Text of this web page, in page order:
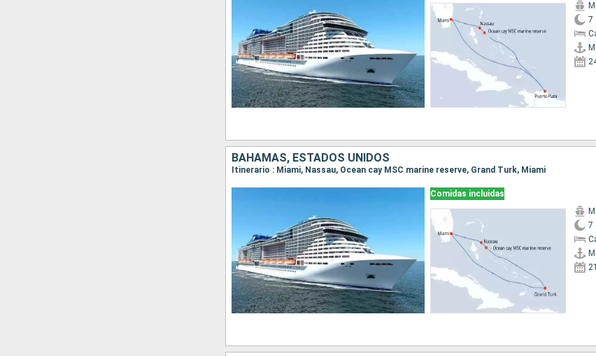
7
BAHAMAS, ESTADOS UNIDOS
Itinerario : Miami, Nassau, Ocean cay MSC marine reserve, Grand Turk, Miami
Comidas incluidas
7